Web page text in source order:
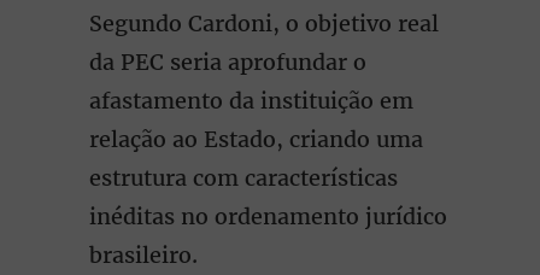
Segundo Cardoni, o objetivo real
da PEC seria aprofundar o
afastamento da instituição em
relação ao Estado, criando uma
estrutura com características
inéditas no ordenamento jurídico
brasileiro.